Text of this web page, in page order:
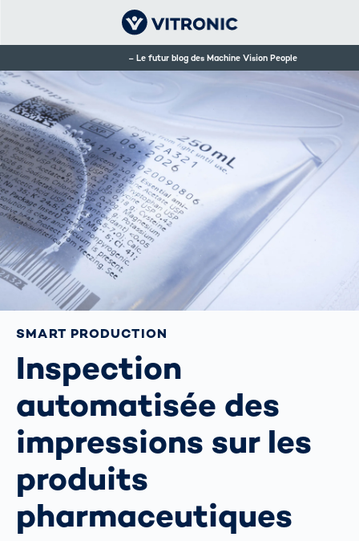
Le futur blog des Machine Vision People
SMART PRODUCTION
Inspection
automatisée des
impressions sur les
produits
pharmaceutiques